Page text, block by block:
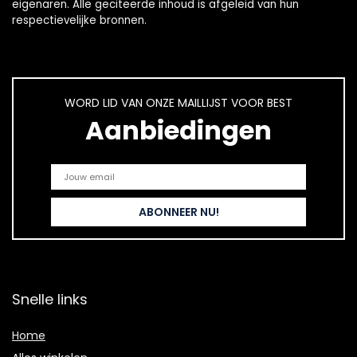
eigenaren. Alle geciteerde inhoud is afgeleid van hun
respectievelijke bronnen.
WORD LID VAN ONZE MAILLIJST VOOR BEST
Aanbiedingen
Snelle links
Home